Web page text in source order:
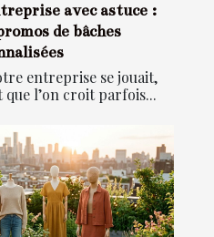
avec astuce :
de bâches
entreprise se jouait,
l’on croit parfois...